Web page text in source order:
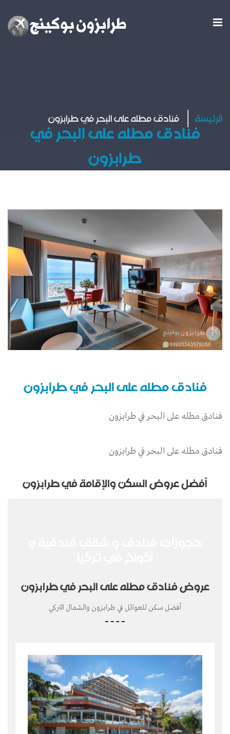
فنادق مطله على البحر في
طرابزون
الرئيسة فنادق مطله على البحر في طرابزون
فنادق مطله على البحر في طرابزون
فنادق مطله على البحر في طرابزون
فنادق مطله على البحر في طرابزون
أفضل عروض السكن والإقامة في طرابزون
عروض فنادق مطله على البحر في طرابزون
أفضل سكن للعوائل في طرابزون والشمال التركي